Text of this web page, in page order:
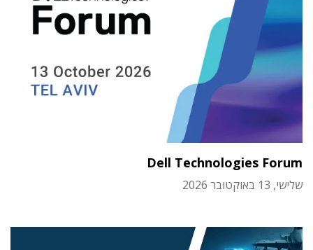
Dell Technologies Forum
שלישי, 13 באוקטובר 2026